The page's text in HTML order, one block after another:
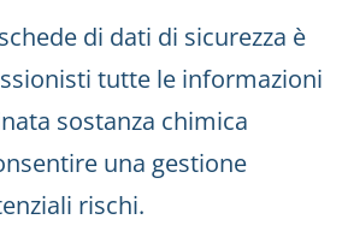
di dati di sicurezza è
tutte le informazioni
sostanza chimica
una gestione
rischi.